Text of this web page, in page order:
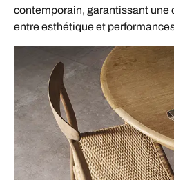
contemporain, garantissant une
entre esthétique et